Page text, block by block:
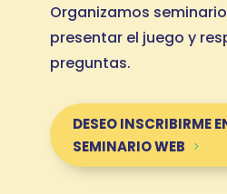
Organizamos
presentar el juego y
preguntas.
DESEO INSCRIBIRME
SEMINARIO WEB